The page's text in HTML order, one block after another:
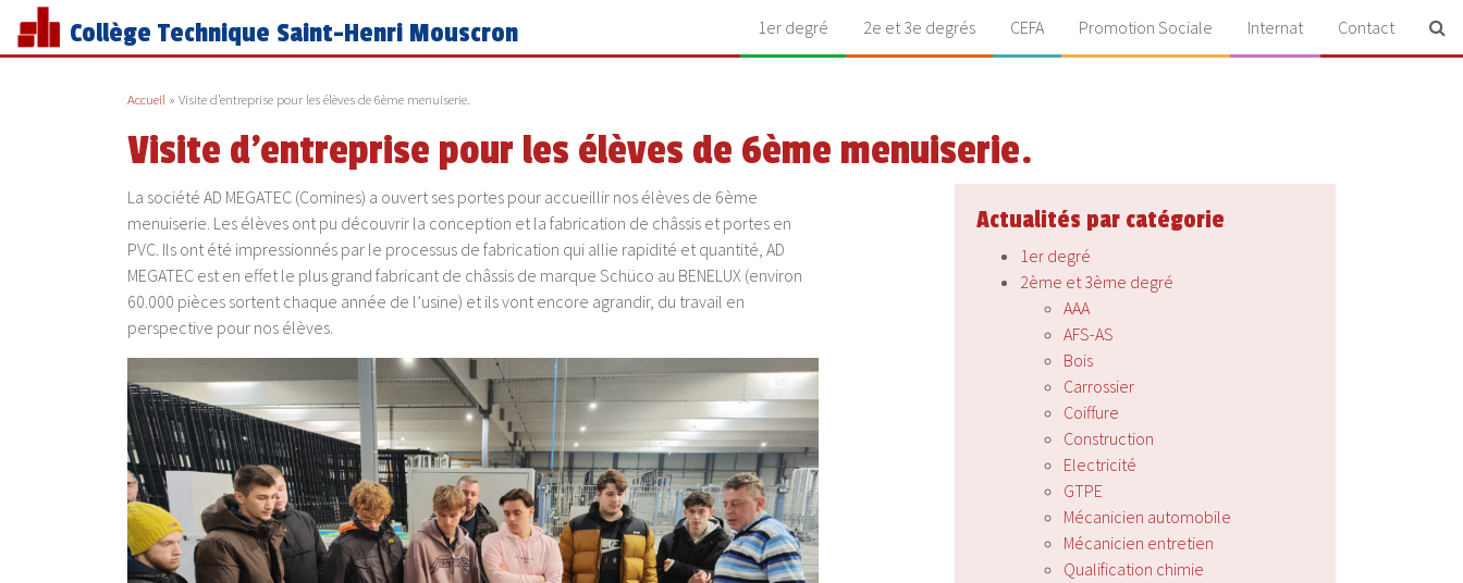
Collège Technique Saint-Henri Mouscron 1er degré 2e et 3e degrés CEFA Promotion Sociale Internat Contact
Accueil » Visite d’entreprise pour les élèves de 6ème menuiserie.
Visite d’entreprise pour les élèves de 6ème menuiserie.
La société AD MEGATEC (Comines) a ouvert ses portes pour accueillir nos élèves de 6ème
menuiserie. Les élèves ont pu découvrir la conception et la fabrication de châssis et portes en
PVC. Ils ont été impressionnés par le processus de fabrication qui allie rapidité et quantité, AD
MEGATEC est en effet le plus grand fabricant de châssis de marque Schüco au BENELUX (environ
60.000 pièces sortent chaque année de l’usine) et ils vont encore agrandir, du travail en
perspective pour nos élèves.
Actualités par catégorie
1er degré
2ème et 3ème degré
AAA
AFS-AS
Bois
Carrossier
Coiffure
Construction
Electricité
GTPE
Mécanicien automobile
Mécanicien entretien
Qualification chimie